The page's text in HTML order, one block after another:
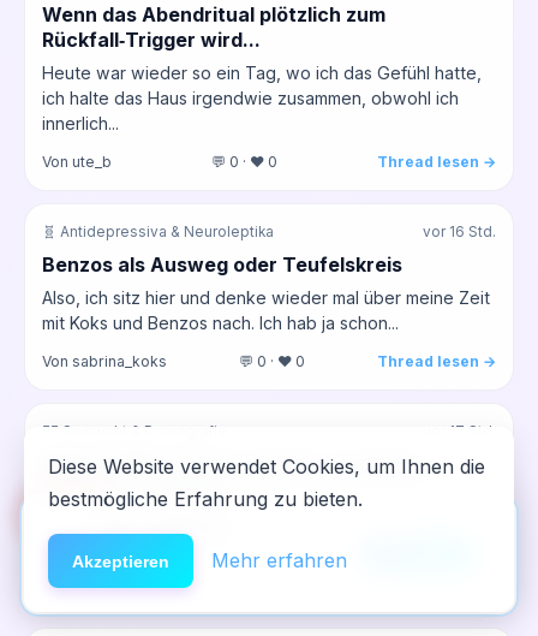
Wenn das Abendritual plötzlich zum
Rückfall‑Trigger wird...
Heute war wieder so ein Tag, wo ich das Gefühl hatte,
ich halte das Haus irgendwie zusammen, obwohl ich
innerlich...
Von ute_b 💬 0 · ❤️ 0 Thread lesen →
🧬 Antidepressiva & Neuroleptika vor 16 Std.
Benzos als Ausweg oder Teufelskreis
Also, ich sitz hier und denke wieder mal über meine Zeit
mit Koks und Benzos nach. Ich hab ja schon...
Von sabrina_koks 💬 0 · ❤️ 0 Thread lesen →
❤️‍🔥 Sexsucht & Pornografie vor 17 Std.
Warum fällt es mir so schwer, an etwas
anderes zu denken
ich hatte mich echt gut erholt. Aber als ich zuruckkam,...
Von jörg_haftraus
🆘Hilfe
NeelixberliN auf dem Homescreen —
wie eine echte App.
Diese Website verwendet Cookies, um Ihnen die
bestmögliche Erfahrung zu bieten.
Akzeptieren Mehr erfahren